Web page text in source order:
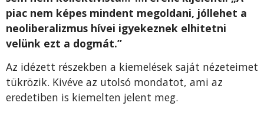
piac nem képes mindent megoldani, jóllehet a
neoliberalizmus hívei igyekeznek elhitetni
velünk ezt a dogmát.”
Az idézett részekben a kiemelések saját nézeteimet
tükrözik. Kivéve az utolsó mondatot, ami az
eredetiben is kiemelten jelent meg.